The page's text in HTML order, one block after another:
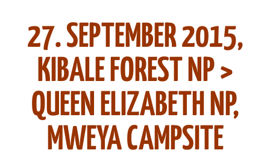
27. SEPTEMBER 2015,
KIBALE FOREST NP >
QUEEN ELIZABETH NP,
MWEYA CAMPSITE